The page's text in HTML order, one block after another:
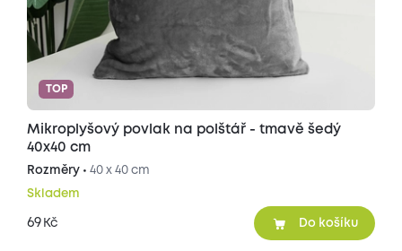
TOP
Mikroplyšový povlak na polštář - tmavě šedý
40x40 cm
Rozměry • 40 x 40 cm
Skladem
69 Kč Do košíku